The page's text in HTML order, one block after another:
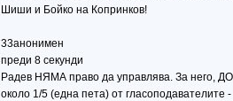
Шиши и Бойко на Копринков!
33анонимен
преди 8 секунди
Радев НЯМА право да управлява. За него,
около 1/5 (една пета) от